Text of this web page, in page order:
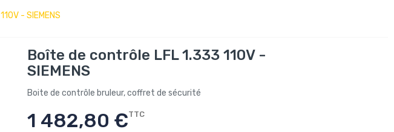
- SIEMENS
Boîte de contrôle LFL 1.333 110V -
SIEMENS
Boite de contrôle bruleur, coffret de sécurité
1 482,80 €TTC